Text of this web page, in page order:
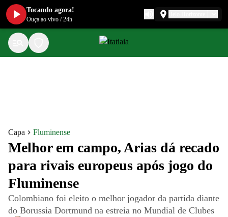
Capa Fluminense
Melhor em campo, Arias dá recado
para rivais europeus após jogo do
Fluminense
Colombiano foi eleito o melhor jogador da partida diante
do Borussia Dortmund na estreia no Mundial de Clubes
Tocando agora!
Ouça ao vivo /24h